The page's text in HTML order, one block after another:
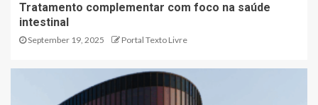
Tratamento complementar com foco na saúde
intestinal
September 19, 2025 Portal Texto Livre